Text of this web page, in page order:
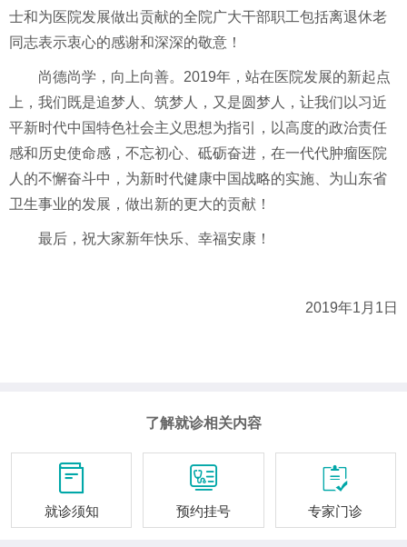
士和为医院发展做出贡献的全院广大干部职工包括离退休老
同志表示衷心的感谢和深深的敬意！
尚德尚学，向上向善。2019年，站在医院发展的新起点
上，我们既是追梦人、筑梦人，又是圆梦人，让我们以习近
平新时代中国特色社会主义思想为指引，以高度的政治责任
感和历史使命感，不忘初心、砥砺奋进，在一代代肿瘤医院
人的不懈奋斗中，为新时代健康中国战略的实施、为山东省
卫生事业的发展，做出新的更大的贡献！
最后，祝大家新年快乐、幸福安康！
2019年1月1日
了解就诊相关内容

就诊须知

预约挂号

专家门诊